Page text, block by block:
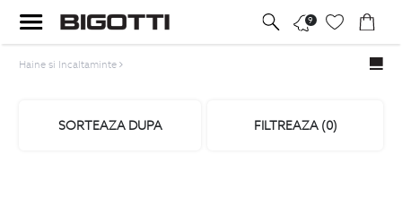
9
SORTEAZA DUPA FILTREAZA (0)
Haine si Incaltaminte